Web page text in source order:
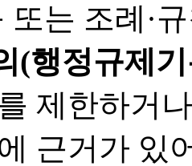
또는 조례·
(행정규제
제한하거
근거가 있